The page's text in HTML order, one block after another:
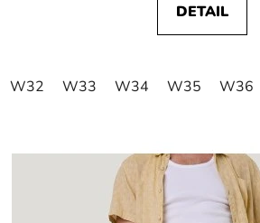
DETAIL
W32 W33 W34 W35 W36